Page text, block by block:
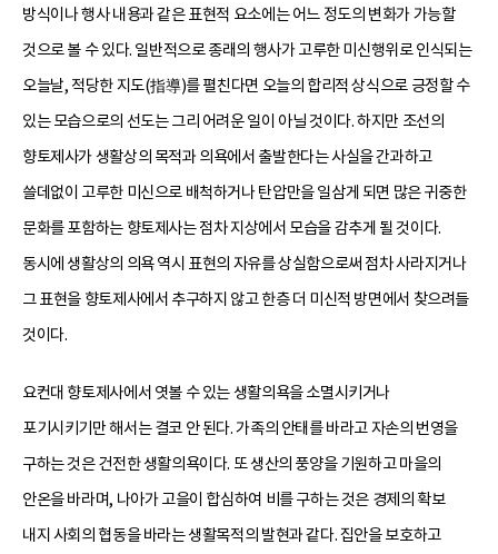
방식이나 행사 내용과 같은 표현적 요소에는 어느 정도의 변화가 가능할
것으로 볼 수 있다. 일반적으로 종래의 행사가 고루한 미신행위로 인식되는
오늘날, 적당한 지도(指導)를 펼친다면 오늘의 합리적 상식으로 긍정할 수
있는 모습으로의 선도는 그리 어려운 일이 아닐 것이다. 하지만 조선의
향토제사가 생활상의 목적과 의욕에서 출발한다는 사실을 간과하고
쓸데없이 고루한 미신으로 배척하거나 탄압만을 일삼게 되면 많은 귀중한
문화를 포함하는 향토제사는 점차 지상에서 모습을 감추게 될 것이다.
동시에 생활상의 의욕 역시 표현의 자유를 상실함으로써 점차 사라지거나
그 표현을 향토제사에서 추구하지 않고 한층 더 미신적 방면에서 찾으려들
것이다.
요컨대 향토제사에서 엿볼 수 있는 생활의욕을 소멸시키거나
포기시키기만 해서는 결코 안 된다. 가족의 안태를 바라고 자손의 번영을
구하는 것은 건전한 생활의욕이다. 또 생산의 풍양을 기원하고 마을의
안온을 바라며, 나아가 고을이 합심하여 비를 구하는 것은 경제의 확보
내지 사회의 협동을 바라는 생활목적의 발현과 같다. 집안을 보호하고